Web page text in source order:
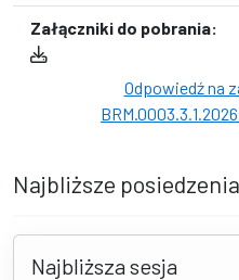
Załączniki do pobrania:
Odpowiedź na
Najbliższe posiedzenia
Najbliższa sesja